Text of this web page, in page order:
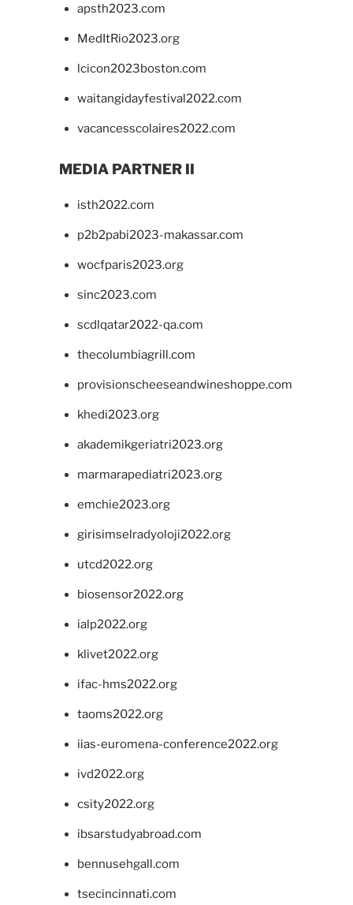
apsth2023.com
MedItRio2023.org
lcicon2023boston.com
waitangidayfestival2022.com
vacancesscolaires2022.com
MEDIA PARTNER II
isth2022.com
p2b2pabi2023-makassar.com
wocfparis2023.org
sinc2023.com
scdlqatar2022-qa.com
thecolumbiagrill.com
provisionscheeseandwineshoppe.com
khedi2023.org
akademikgeriatri2023.org
marmarapediatri2023.org
emchie2023.org
girisimselradyoloji2022.org
utcd2022.org
biosensor2022.org
ialp2022.org
klivet2022.org
ifac-hms2022.org
taoms2022.org
iias-euromena-conference2022.org
ivd2022.org
csity2022.org
ibsarstudyabroad.com
bennusehgall.com
tsecincinnati.com